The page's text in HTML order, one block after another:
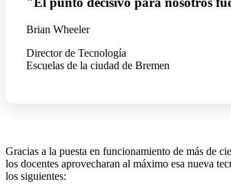
Brian Wheeler
Director de Tecnología
Escuelas de la ciudad de Bremen
Gracias a la puesta en funcionamiento de más de
los docentes aprovecharan al máximo esa nueva
los siguientes: